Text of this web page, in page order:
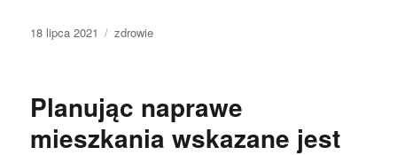
Data
18 lipca 2021 Kategorie
zdrowie
Planując naprawe
mieszkania wskazane jest